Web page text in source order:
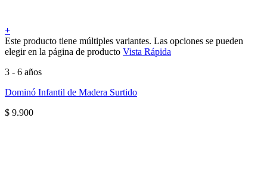
+
Este producto tiene múltiples variantes. Las opciones se pueden
elegir en la página de producto Vista Rápida
3 - 6 años
Dominó Infantil de Madera Surtido
$ 9.900